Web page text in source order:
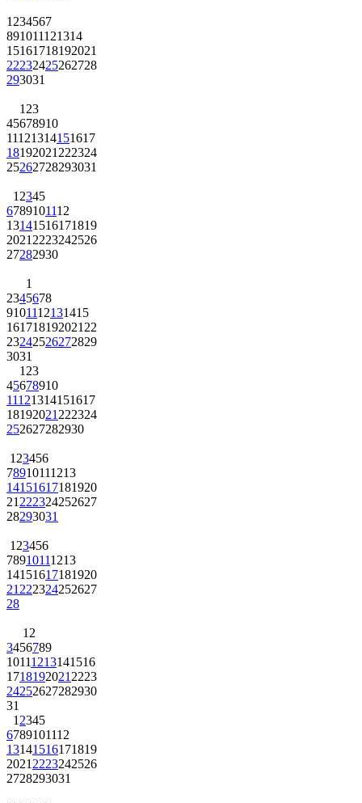
1 234567
891011121314
15161718192021
22232425262728
293031
1 23
45678910
11121314151617
18192021 222324
25262728293031
1 2345
6789101112
13141516171819
2021 2223242526
27282930
1
2345678
9101112131415
161718192021 22
23242526272829
3031
1 23
45678910
11121314151617
18192021 222324
252627282930
1 23456
78910111213
14151617181920
21 222324252627
28293031
1 23456
78910111213
14151617181920
21 222324252627
28
1 2
3456789
10111213141516
1718192021 2223
24252627282930
31
1 2345
6789101112
13141516171819
2021 2223242526
2728293031